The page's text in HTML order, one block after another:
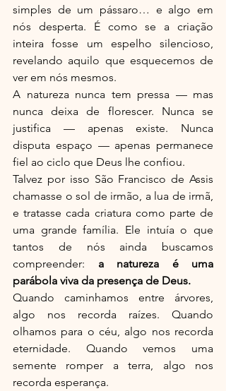
simples de um pássaro… e algo em
nós desperta. É como se a criação
inteira fosse um espelho silencioso,
revelando aquilo que esquecemos de
ver em nós mesmos.
A natureza nunca tem pressa — mas
nunca deixa de florescer. Nunca se
justifica — apenas existe. Nunca
disputa espaço — apenas permanece
fiel ao ciclo que Deus lhe confiou.
Talvez por isso São Francisco de Assis
chamasse o sol de irmão, a lua de irmã,
e tratasse cada criatura como parte de
uma grande família. Ele intuía o que
tantos de nós ainda buscamos
compreender: a natureza é uma
parábola viva da presença de Deus.
Quando caminhamos entre árvores,
algo nos recorda raízes. Quando
olhamos para o céu, algo nos recorda
eternidade. Quando vemos uma
semente romper a terra, algo nos
recorda esperança.